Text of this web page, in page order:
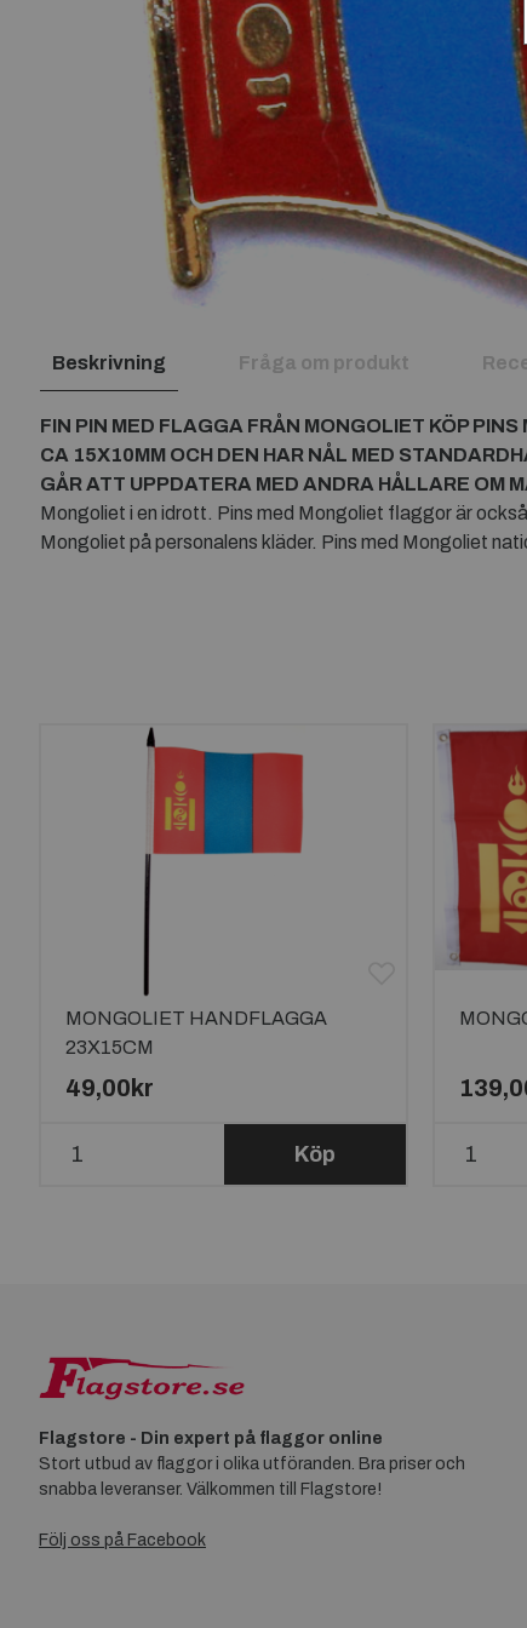
Beskrivning Fråga om produkt
FIN PIN MED FLAGGA FRÅN MONGOLIET KÖP PINS
CA 15X10MM OCH DEN HAR NÅL MED
GÅR ATT UPPDATERA MED ANDRA HÅLLARE OM
Mongoliet i en idrott. Pins med Mongoliet flaggor är
Mongoliet på personalens kläder. Pins med Mongoliet
MONGOLIET HANDFLAGGA
23X15CM
49,00kr
Köp
Flagstore - Din expert på flaggor online
Stort utbud av flaggor i olika utföranden. Bra priser och
snabba leveranser. Välkommen till Flagstore!
Följ oss på Facebook